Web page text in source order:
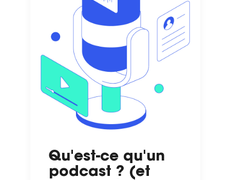
Qu'est-ce qu'un
podcast ? (et